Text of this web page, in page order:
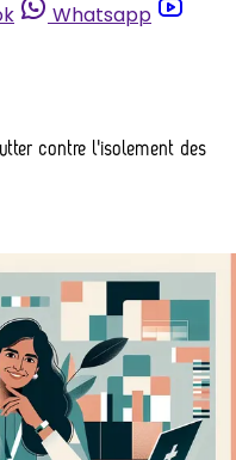
Whatsapp
contre l'isolement des